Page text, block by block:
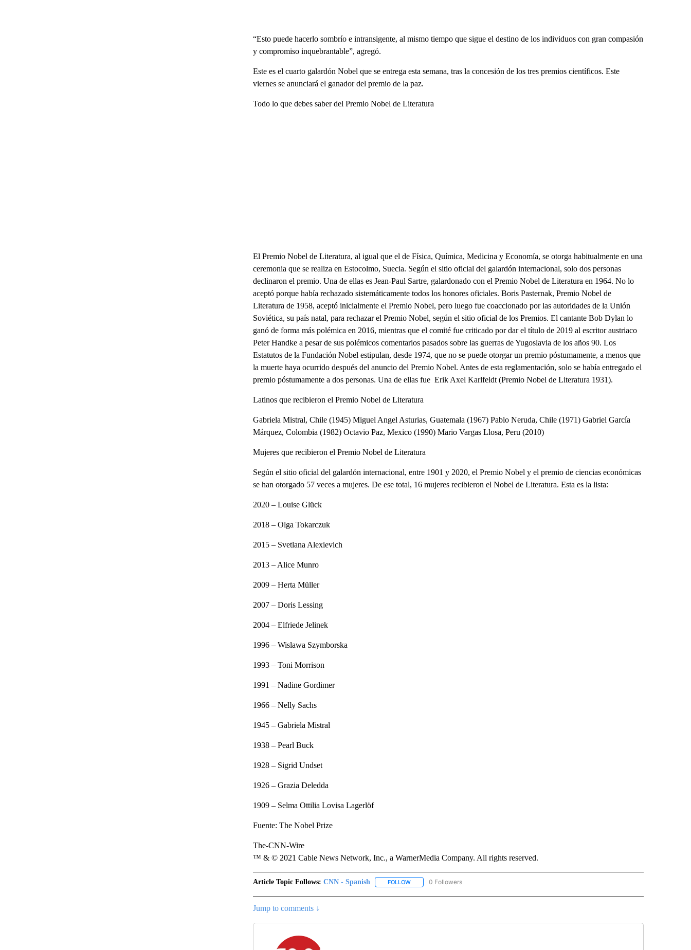
“Esto puede hacerlo sombrío e intransigente, al mismo tiempo que sigue el destino de los individuos con gran compasión
y compromiso inquebrantable”, agregó.
Este es el cuarto galardón Nobel que se entrega esta semana, tras la concesión de los tres premios científicos. Este
viernes se anunciará el ganador del premio de la paz.
Todo lo que debes saber del Premio Nobel de Literatura
El Premio Nobel de Literatura, al igual que el de Física, Química, Medicina y Economía, se otorga habitualmente en una
ceremonia que se realiza en Estocolmo, Suecia. Según el sitio oficial del galardón internacional, solo dos personas
declinaron el premio. Una de ellas es Jean-Paul Sartre, galardonado con el Premio Nobel de Literatura en 1964. No lo
aceptó porque había rechazado sistemáticamente todos los honores oficiales. Boris Pasternak, Premio Nobel de
Literatura de 1958, aceptó inicialmente el Premio Nobel, pero luego fue coaccionado por las autoridades de la Unión
Soviética, su país natal, para rechazar el Premio Nobel, según el sitio oficial de los Premios. El cantante Bob Dylan lo
ganó de forma más polémica en 2016, mientras que el comité fue criticado por dar el título de 2019 al escritor austriaco
Peter Handke a pesar de sus polémicos comentarios pasados sobre las guerras de Yugoslavia de los años 90. Los
Estatutos de la Fundación Nobel estipulan, desde 1974, que no se puede otorgar un premio póstumamente, a menos que
la muerte haya ocurrido después del anuncio del Premio Nobel. Antes de esta reglamentación, solo se había entregado el
premio póstumamente a dos personas. Una de ellas fue Erik Axel Karlfeldt (Premio Nobel de Literatura 1931).
Latinos que recibieron el Premio Nobel de Literatura
Gabriela Mistral, Chile (1945) Miguel Angel Asturias, Guatemala (1967) Pablo Neruda, Chile (1971) Gabriel García
Márquez, Colombia (1982) Octavio Paz, Mexico (1990) Mario Vargas Llosa, Peru (2010)
Mujeres que recibieron el Premio Nobel de Literatura
Según el sitio oficial del galardón internacional, entre 1901 y 2020, el Premio Nobel y el premio de ciencias económicas
se han otorgado 57 veces a mujeres. De ese total, 16 mujeres recibieron el Nobel de Literatura. Esta es la lista:
2020 – Louise Glück
2018 – Olga Tokarczuk
2015 – Svetlana Alexievich
2013 – Alice Munro
2009 – Herta Müller
2007 – Doris Lessing
2004 – Elfriede Jelinek
1996 – Wislawa Szymborska
1993 – Toni Morrison
1991 – Nadine Gordimer
1966 – Nelly Sachs
1945 – Gabriela Mistral
1938 – Pearl Buck
1928 – Sigrid Undset
1926 – Grazia Deledda
1909 – Selma Ottilia Lovisa Lagerlöf
Fuente: The Nobel Prize
The-CNN-Wire
™ & © 2021 Cable News Network, Inc., a WarnerMedia Company. All rights reserved.
Article Topic Follows: CNN - Spanish FOLLOWFOLLOW "CNN - SPANISH" TO RECEIVE NOTIFICATIONS ABOUT NEW PAGES ON "CNN - SPANISH".
0 Followers
Jump to comments ↓